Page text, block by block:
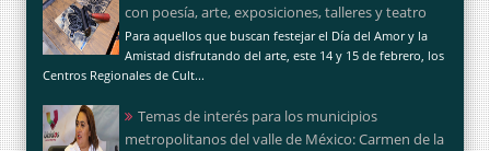
con poesía, arte, exposiciones, talleres y teatro
Para aquellos que buscan festejar el Día del Amor y la
Amistad disfrutando del arte, este 14 y 15 de febrero, los
Centros Regionales de Cult...
Temas de interés para los municipios
metropolitanos del valle de México: Carmen de la